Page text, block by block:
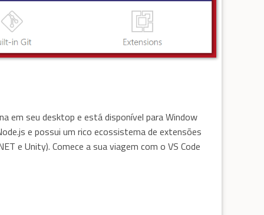
em seu desktop e está disponível para Window
e possui um rico ecossistema de extensões
e Unity). Comece a sua viagem com o VS Code